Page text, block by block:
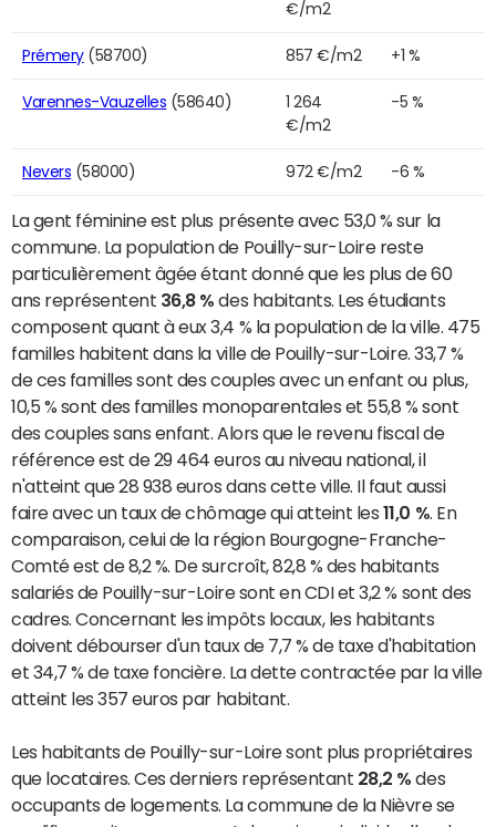
€/m2
Prémery(58700) 857 €/m2 +1 %
Varennes-Vauzelles (58640)
1 264
€/m2
-5 %
Nevers (58000) 972 €/m2 -6 %
La gent féminine est plus présente avec 53,0 % sur la
commune. La population de Pouilly-sur-Loire reste
particulièrement âgée étant donné que les plus de 60
ans représentent 36,8 % des habitants. Les étudiants
composent quant à eux 3,4 % la population de la ville. 475
familles habitent dans la ville de Pouilly-sur-Loire. 33,7 %
de ces familles sont des couples avec un enfant ou plus,
10,5 % sont des familles monoparentales et 55,8 % sont
des couples sans enfant. Alors que le revenu fiscal de
référence est de 29 464 euros au niveau national, il
n'atteint que 28 938 euros dans cette ville. Il faut aussi
faire avec un taux de chômage qui atteint les 11,0 %. En
comparaison, celui de la région Bourgogne-Franche-
Comté est de 8,2 %. De surcroît, 82,8 % des habitants
salariés de Pouilly-sur-Loire sont en CDI et 3,2 % sont des
cadres. Concernant les impôts locaux, les habitants
doivent débourser d'un taux de 7,7 % de taxe d'habitation
et 34,7 % de taxe foncière. La dette contractée par la ville
atteint les 357 euros par habitant.
Les habitants de Pouilly-sur-Loire sont plus propriétaires
que locataires. Ces derniers représentant 28,2 % des
occupants de logements. La commune de la Nièvre se